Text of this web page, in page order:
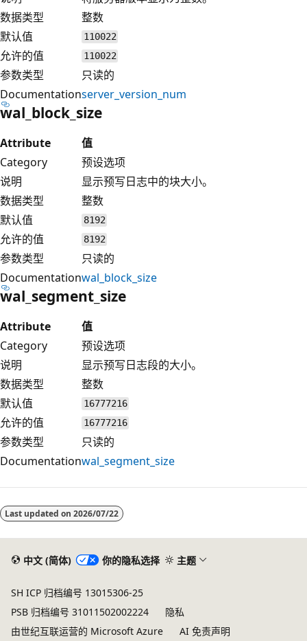
数据类型
整数
默认值
110022
允许的值 110022
参数类型
只读的
Documentationserver_version_num
wal_block_size
Attribute
值
Category
预设选项
说明
显示预写日志中的块大小。
数据类型
整数
默认值
8192
允许的值 8192
参数类型
只读的
Documentationwal_block_size
wal_segment_size
Attribute
值
Category
预设选项
说明
显示预写日志段的大小。
数据类型
整数
默认值
16777216
允许的值 16777216
参数类型
只读的
Documentationwal_segment_size
Last updated on 2026/07/22
中文 (简体) 你的隐私选择 主题
SH ICP 归档编号 13015306-25
PSB 归档编号 31011502002224
隐私
由世纪互联运营的 Microsoft Azure
AI 免责声明